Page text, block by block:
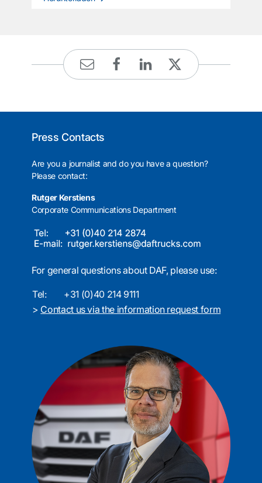
Press Contacts
Are you a journalist and do you have a question?
Please contact:
Rutger Kerstiens
Corporate Communications Department
For general questions about DAF, please use:
Tel:
+31 (0)40 214 9111
> Contact us via the information request form